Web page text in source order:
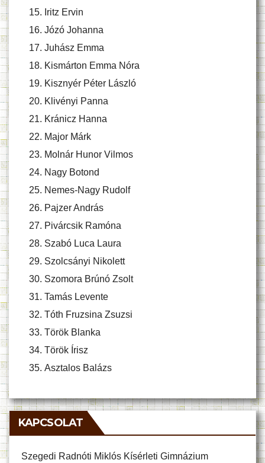
Iritz Ervin
Józó Johanna
Juhász Emma
Kismárton Emma Nóra
Kisznyér Péter László
Klivényi Panna
Kránicz Hanna
Major Márk
Molnár Hunor Vilmos
Nagy Botond
Nemes-Nagy Rudolf
Pajzer András
Pivárcsik Ramóna
Szabó Luca Laura
Szolcsányi Nikolett
Szomora Brúnó Zsolt
Tamás Levente
Tóth Fruzsina Zsuzsi
Török Blanka
Török Írisz
Asztalos Balázs
KAPCSOLAT
Szegedi Radnóti Miklós Kísérleti Gimnázium